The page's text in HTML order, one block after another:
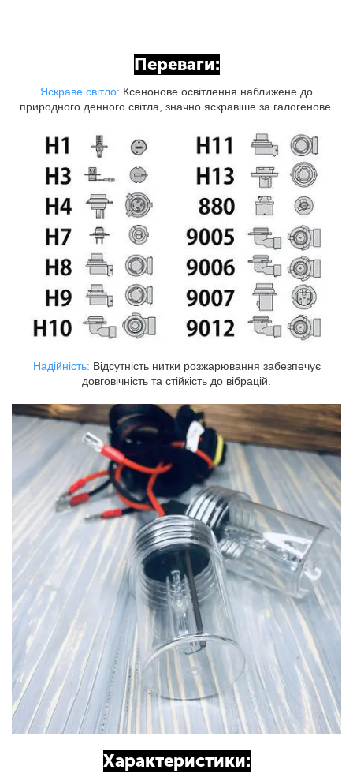
Переваги:
Яскраве світло: Ксенонове освітлення наближене до
природного денного світла, значно яскравіше за галогенове.
Надійність: Відсутність нитки розжарювання забезпечує
довговічність та стійкість до вібрацій.
Характеристики: